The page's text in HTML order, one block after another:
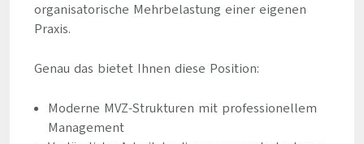
organisatorische Mehrbelastung einer eigenen
Praxis.
Genau das bietet Ihnen diese Position:
Moderne MVZ-Strukturen mit professionellem
Management